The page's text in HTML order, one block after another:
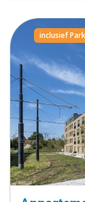
inclusief